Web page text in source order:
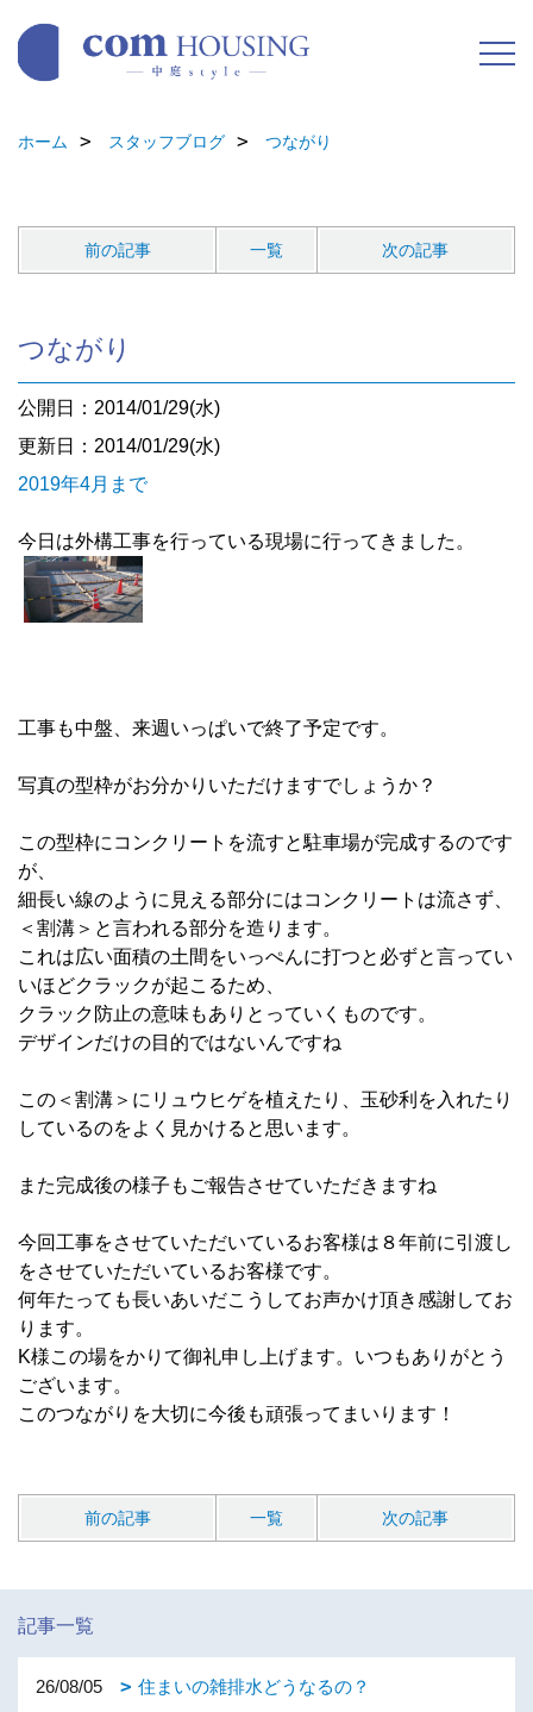
ホーム スタッフブログ つながり
前の記事 一覧 次の記事
つながり
公開日：2014/01/29(水)
更新日：2014/01/29(水)
2019年4月まで
今日は外構工事を行っている現場に行ってきました。
工事も中盤、来週いっぱいで終了予定です。
写真の型枠がお分かりいただけますでしょうか？
この型枠にコンクリートを流すと駐車場が完成するのです
が、
細長い線のように見える部分にはコンクリートは流さず、
＜割溝＞と言われる部分を造ります。
これは広い面積の土間をいっぺんに打つと必ずと言ってい
いほどクラックが起こるため、
クラック防止の意味もありとっていくものです。
デザインだけの目的ではないんですね
この＜割溝＞にリュウヒゲを植えたり、玉砂利を入れたり
しているのをよく見かけると思います。
また完成後の様子もご報告させていただきますね
今回工事をさせていただいているお客様は８年前に引渡し
をさせていただいているお客様です。
何年たっても長いあいだこうしてお声かけ頂き感謝してお
ります。
K様この場をかりて御礼申し上げます。いつもありがとう
ございます。
このつながりを大切に今後も頑張ってまいります！
前の記事 一覧 次の記事
記事一覧
26/08/05 住まいの雑排水どうなるの？